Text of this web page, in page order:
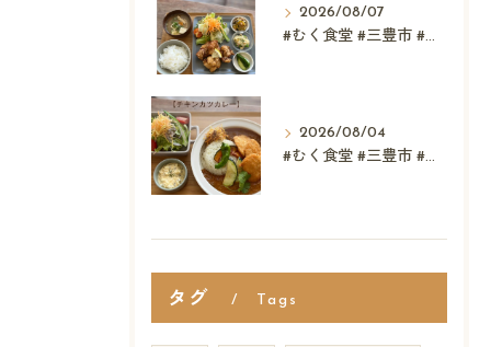
2026/08/07
#むく食堂 #三豊市 #レストラン #テイクアウト #父...
2026/08/04
#むく食堂 #三豊市 #テイクアウト #高屋神社 #...
タグ Tags